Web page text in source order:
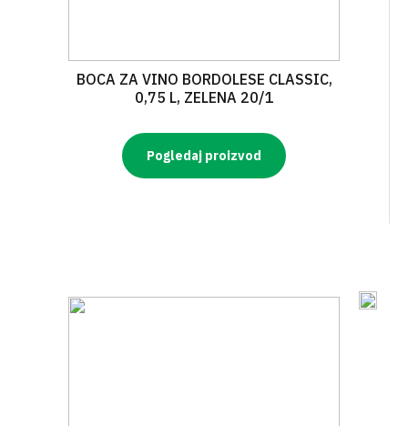
BOCA ZA VINO BORDOLESE CLASSIC,
0,75 L, ZELENA 20/1
Pogledaj proizvod